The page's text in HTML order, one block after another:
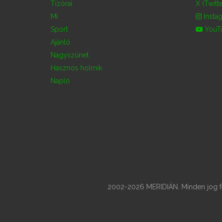
Tízórai
Mi
Sport
Ajánló
Nagyszünet
Hasznos holmik
Napló
X
2002-2026 MERIDIÁN. Minden jog